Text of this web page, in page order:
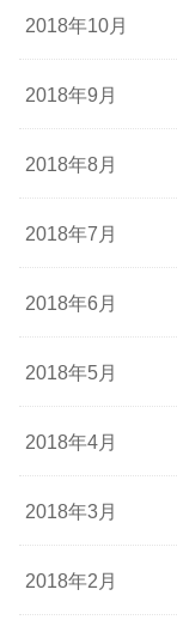
2018年10月
2018年9月
2018年8月
2018年7月
2018年6月
2018年5月
2018年4月
2018年3月
2018年2月